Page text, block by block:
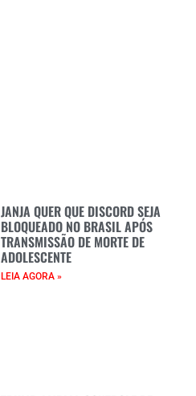
JANJA QUER QUE DISCORD SEJA
BLOQUEADO NO BRASIL APÓS
TRANSMISSÃO DE MORTE DE
ADOLESCENTE
LEIA AGORA »